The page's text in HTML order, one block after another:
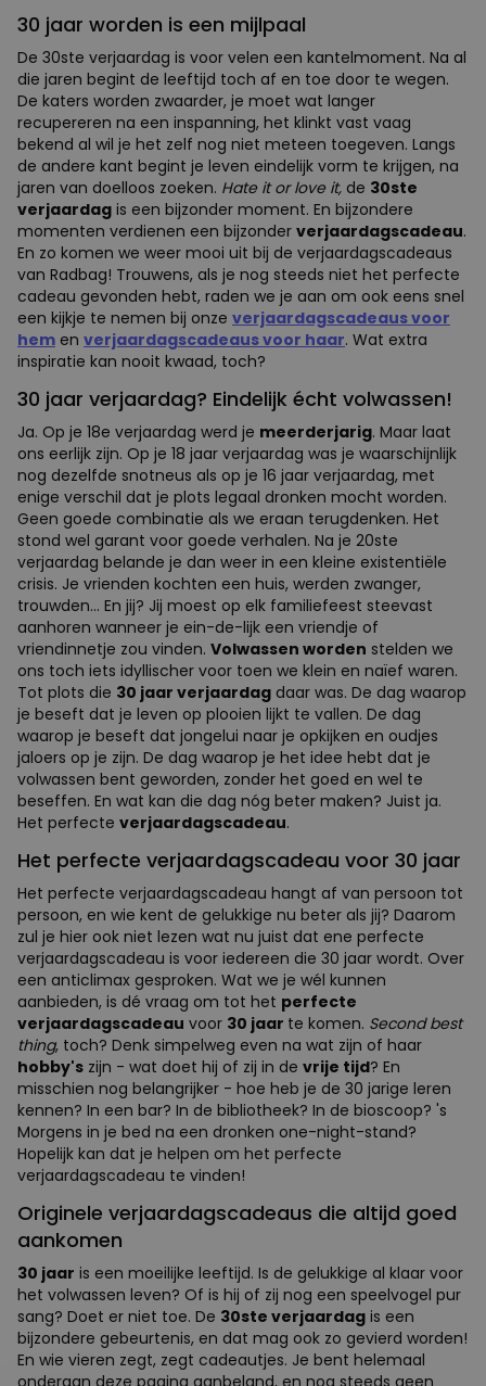
30 jaar worden is een mijlpaal
De 30ste verjaardag is voor velen een kantelmoment. Na al
die jaren begint de leeftijd toch af en toe door te wegen.
De katers worden zwaarder, je moet wat langer
recupereren na een inspanning, het klinkt vast vaag
bekend al wil je het zelf nog niet meteen toegeven. Langs
de andere kant begint je leven eindelijk vorm te krijgen, na
jaren van doelloos zoeken. Hate it or love it, de 30ste
verjaardag is een bijzonder moment. En bijzondere
momenten verdienen een bijzonder verjaardagscadeau.
En zo komen we weer mooi uit bij de verjaardagscadeaus
van Radbag! Trouwens, als je nog steeds niet het perfecte
cadeau gevonden hebt, raden we je aan om ook eens snel
een kijkje te nemen bij onze verjaardagscadeaus voor
hem en verjaardagscadeaus voor haar. Wat extra
inspiratie kan nooit kwaad, toch?
30 jaar verjaardag? Eindelijk écht volwassen!
Ja. Op je 18e verjaardag werd je meerderjarig. Maar laat
ons eerlijk zijn. Op je 18 jaar verjaardag was je waarschijnlijk
nog dezelfde snotneus als op je 16 jaar verjaardag, met
enige verschil dat je plots legaal dronken mocht worden.
Geen goede combinatie als we eraan terugdenken. Het
stond wel garant voor goede verhalen. Na je 20ste
verjaardag belande je dan weer in een kleine existentiële
crisis. Je vrienden kochten een huis, werden zwanger,
trouwden... En jij? Jij moest op elk familiefeest steevast
aanhoren wanneer je ein-de-lijk een vriendje of
vriendinnetje zou vinden. Volwassen worden stelden we
ons toch iets idyllischer voor toen we klein en naïef waren.
Tot plots die 30 jaar verjaardag daar was. De dag waarop
je beseft dat je leven op plooien lijkt te vallen. De dag
waarop je beseft dat jongelui naar je opkijken en oudjes
jaloers op je zijn. De dag waarop je het idee hebt dat je
volwassen bent geworden, zonder het goed en wel te
beseffen. En wat kan die dag nóg beter maken? Juist ja.
Het perfecte verjaardagscadeau.
Het perfecte verjaardagscadeau voor 30 jaar
Het perfecte verjaardagscadeau hangt af van persoon tot
persoon, en wie kent de gelukkige nu beter als jij? Daarom
zul je hier ook niet lezen wat nu juist dat ene perfecte
verjaardagscadeau is voor iedereen die 30 jaar wordt. Over
een anticlimax gesproken. Wat we je wél kunnen
aanbieden, is dé vraag om tot het perfecte
verjaardagscadeau voor 30 jaar te komen. Second best
thing, toch? Denk simpelweg even na wat zijn of haar
hobby's zijn - wat doet hij of zij in de vrije tijd? En
misschien nog belangrijker - hoe heb je de 30 jarige leren
kennen? In een bar? In de bibliotheek? In de bioscoop? 's
Morgens in je bed na een dronken one-night-stand?
Hopelijk kan dat je helpen om het perfecte
verjaardagscadeau te vinden!
Originele verjaardagscadeaus die altijd goed
aankomen
30 jaar is een moeilijke leeftijd. Is de gelukkige al klaar voor
het volwassen leven? Of is hij of zij nog een speelvogel pur
sang? Doet er niet toe. De 30ste verjaardag is een
bijzondere gebeurtenis, en dat mag ook zo gevierd worden!
En wie vieren zegt, zegt cadeautjes. Je bent helemaal